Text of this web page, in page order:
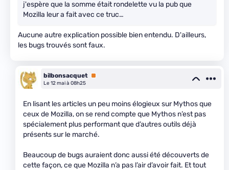
j'espère que la somme était rondelette vu la pub que
Mozilla leur a fait avec ce truc…
Aucune autre explication possible bien entendu. D'ailleurs,
les bugs trouvés sont faux.
bilbonsacquet Premium
Le 12 mai à 08h25
En lisant les articles un peu moins élogieux sur Mythos que
ceux de Mozilla, on se rend compte que Mythos n’est pas
spécialement plus performant que d’autres outils déjà
présents sur le marché.
Beaucoup de bugs auraient donc aussi été découverts de
cette façon, ce que Mozilla n’a pas l’air d’avoir fait. Et tout